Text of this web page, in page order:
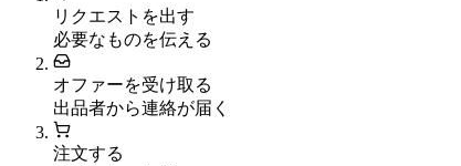
リクエストを出す
必要なものを伝える
オファーを受け取る
出品者から連絡が届く
注文する